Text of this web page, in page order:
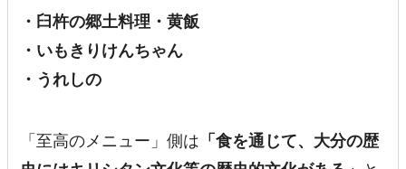
・臼杵の郷土料理・黄飯
・いもきりけんちゃん
・うれしの
「至高のメニュー」側は 「食を通じて、大分の歴